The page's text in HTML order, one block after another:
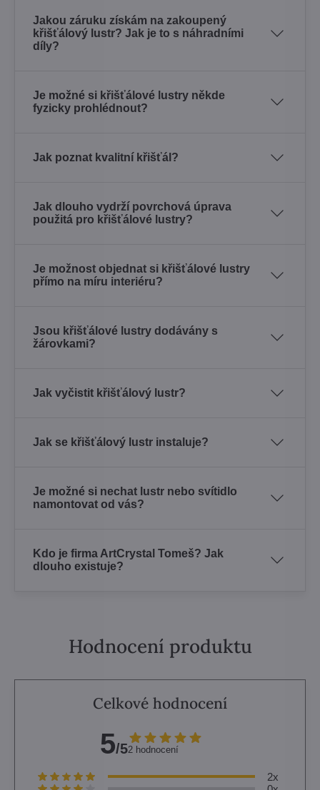
Jakou záruku získám na zakoupený
křišťálový lustr? Jak je to s náhradními
díly?
Je možné si křišťálové lustry někde
fyzicky prohlédnout?
Jak poznat kvalitní křišťál?
Jak dlouho vydrží povrchová úprava
použitá pro křišťálové lustry?
Je možnost objednat si křišťálové lustry
přímo na míru interiéru?
Jsou křišťálové lustry dodávány s
žárovkami?
Jak vyčistit křišťálový lustr?
Jak se křišťálový lustr instaluje?
Je možné si nechat lustr nebo svítidlo
namontovat od vás?
Kdo je firma ArtCrystal Tomeš? Jak
dlouho existuje?
Hodnocení produktu
Celkové hodnocení
5/52 hodnocení
2x